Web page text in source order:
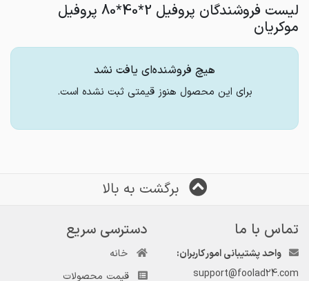
لیست فروشندگان پروفیل 2*40*80 پروفیل
موکریان
هیچ فروشنده‌ای یافت نشد
برای این محصول هنوز قیمتی ثبت نشده است.
برگشت به بالا
تماس با ما
واحد پشتیبانی امور کاربران:
support@foolad24.com
دسترسی سریع
خانه
قیمت محصولات